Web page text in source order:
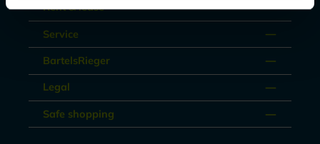
Rent & lease
Service
BartelsRieger
Legal
Safe shopping